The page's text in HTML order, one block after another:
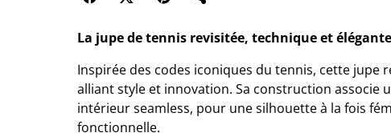
La jupe de tennis revisitée, technique et élégante
Inspirée des codes iconiques du tennis, cette jupe
alliant style et innovation. Sa construction associe
intérieur seamless, pour une silhouette à la fois
fonctionnelle.